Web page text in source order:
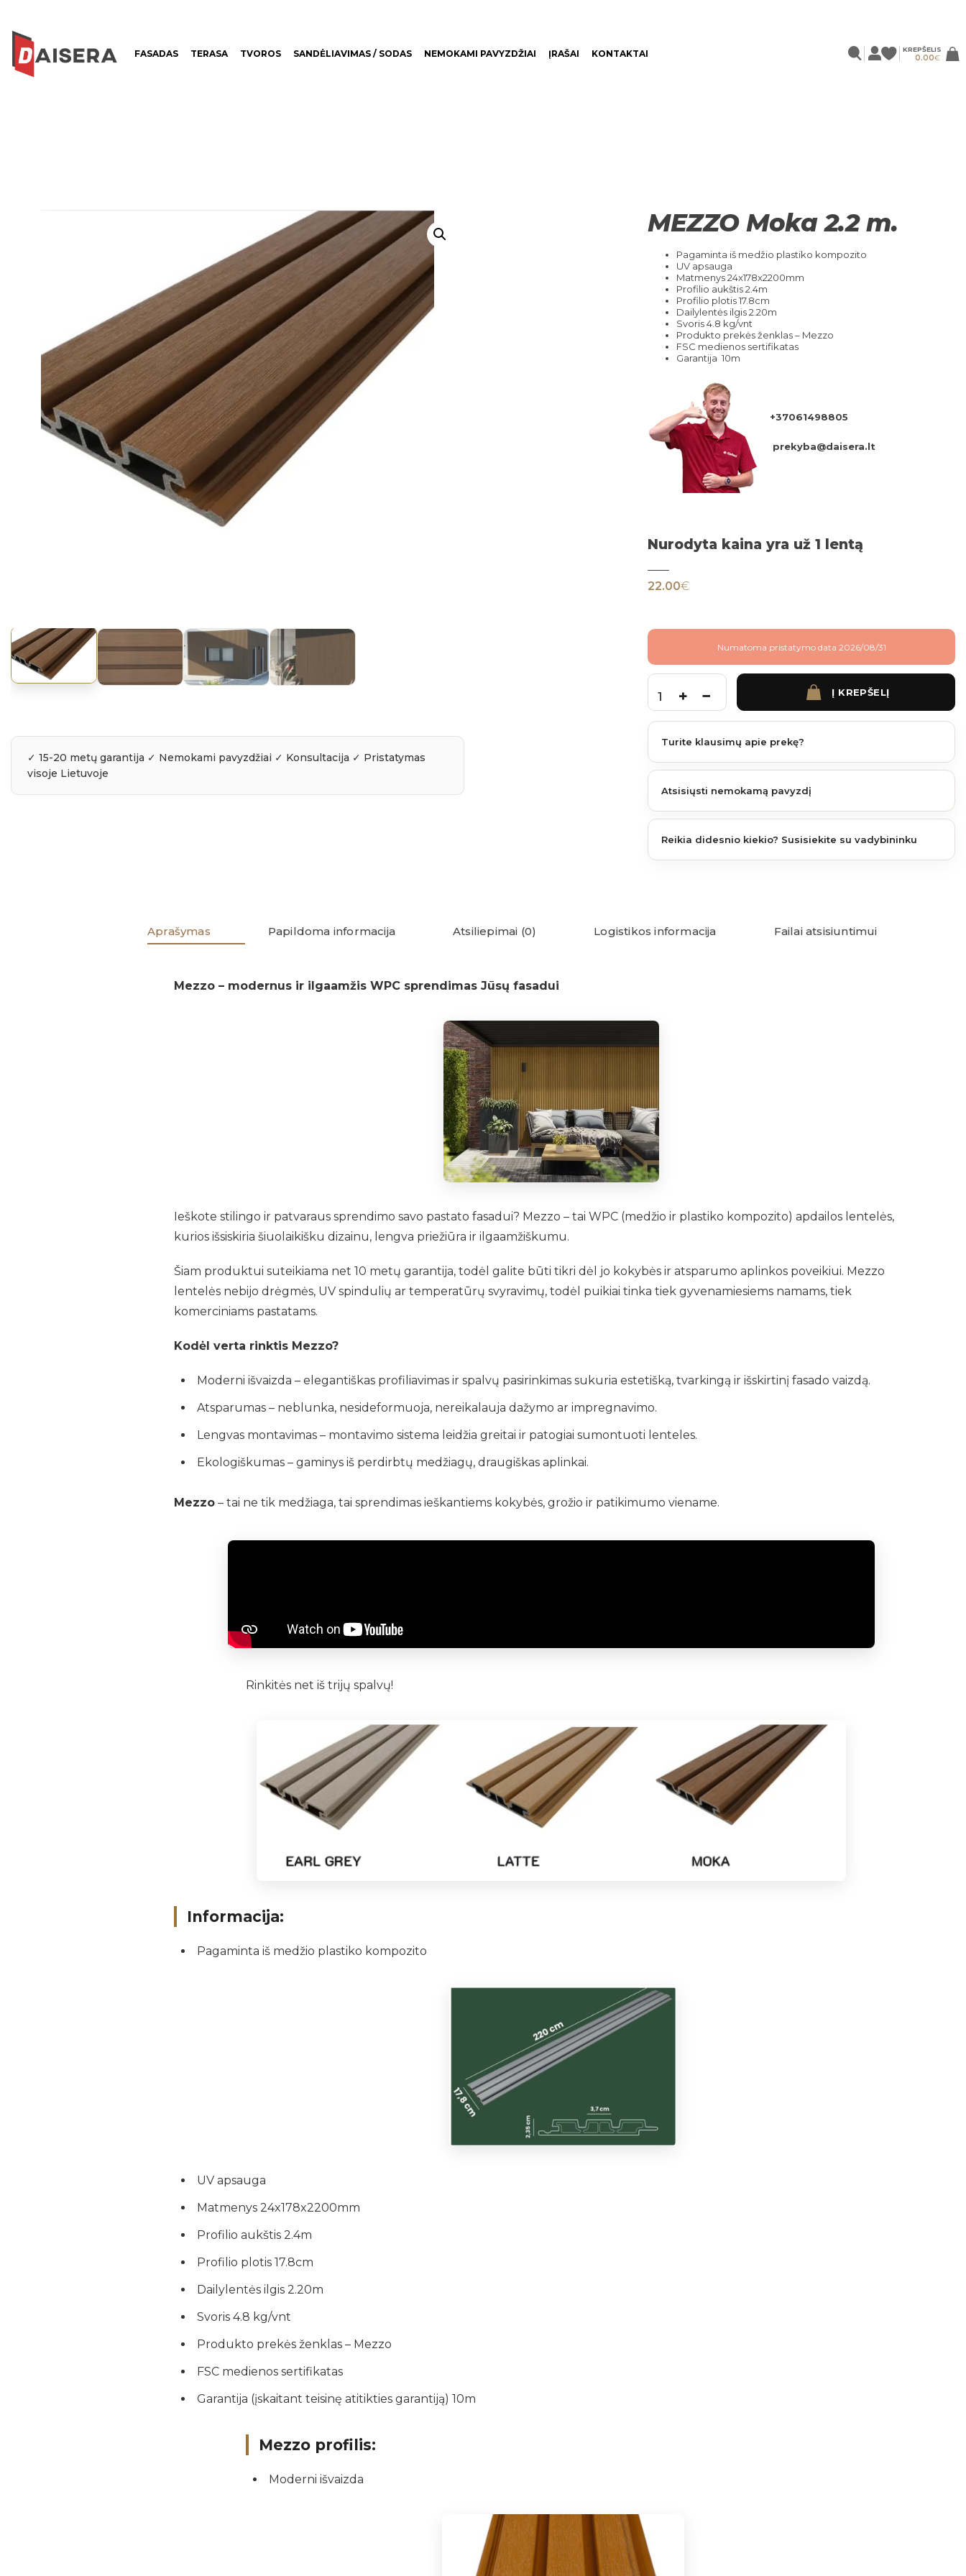
KREPŠELIS
0.00€
FASADAS TERASA TVOROS SANDĖLIAVIMAS / SODAS NEMOKAMI PAVYZDŽIAI ĮRAŠAI KONTAKTAI
MEZZO Moka 2.2 m.
Pagaminta iš medžio plastiko kompozito
UV apsauga
Matmenys 24x178x2200mm
Profilio aukštis 2.4m
Profilio plotis 17.8cm
Dailylentės ilgis 2.20m
Svoris 4.8 kg/vnt
Produkto prekės ženklas – Mezzo
FSC medienos sertifikatas
Garantija 10m
+37061498805
prekyba@daisera.lt
Nurodyta kaina yra už 1 lentą
22.00€
Numatoma pristatymo data 2026/08/31
produkto kiekis: MEZZO Moka 2.2 m. Į KREPŠELĮ
Turite klausimų apie prekę?
Atsisiųsti nemokamą pavyzdį
Reikia didesnio kiekio? Susisiekite su vadybininku
Aprašymas Papildoma informacija Atsiliepimai (0) Logistikos informacija Failai atsisiuntimui
Mezzo – modernus ir ilgaamžis WPC sprendimas Jūsų fasadui
Ieškote stilingo ir patvaraus sprendimo savo pastato fasadui? Mezzo – tai WPC (medžio ir plastiko kompozito) apdailos lentelės,
kurios išsiskiria šiuolaikišku dizainu, lengva priežiūra ir ilgaamžiškumu.
Šiam produktui suteikiama net 10 metų garantija, todėl galite būti tikri dėl jo kokybės ir atsparumo aplinkos poveikiui. Mezzo
lentelės nebijo drėgmės, UV spindulių ar temperatūrų svyravimų, todėl puikiai tinka tiek gyvenamiesiems namams, tiek
komerciniams pastatams.
Kodėl verta rinktis Mezzo?
Moderni išvaizda – elegantiškas profiliavimas ir spalvų pasirinkimas sukuria estetišką, tvarkingą ir išskirtinį fasado vaizdą.
Atsparumas – neblunka, nesideformuoja, nereikalauja dažymo ar impregnavimo.
Lengvas montavimas – montavimo sistema leidžia greitai ir patogiai sumontuoti lenteles.
Ekologiškumas – gaminys iš perdirbtų medžiagų, draugiškas aplinkai.
Mezzo – tai ne tik medžiaga, tai sprendimas ieškantiems kokybės, grožio ir patikimumo viename.
Rinkitės net iš trijų spalvų!
Informacija:
Pagaminta iš medžio plastiko kompozito
UV apsauga
Matmenys 24x178x2200mm
Profilio aukštis 2.4m
Profilio plotis 17.8cm
Dailylentės ilgis 2.20m
Svoris 4.8 kg/vnt
Produkto prekės ženklas – Mezzo
FSC medienos sertifikatas
Garantija (įskaitant teisinę atitikties garantiją) 10m
Mezzo profilis:
Moderni išvaizda